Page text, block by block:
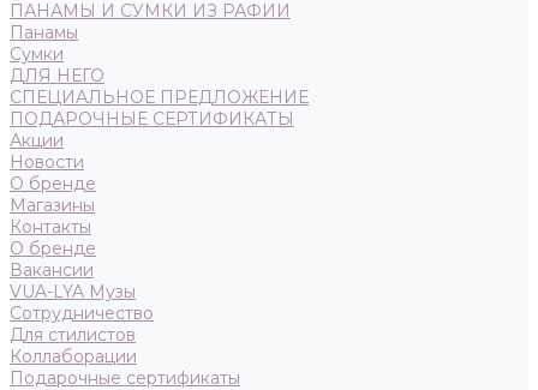
ПАНАМЫ И СУМКИ ИЗ РАФИИ
Панамы
Сумки
ДЛЯ НЕГО
СПЕЦИАЛЬНОЕ ПРЕДЛОЖЕНИЕ
ПОДАРОЧНЫЕ СЕРТИФИКАТЫ
Акции
Новости
О бренде
Магазины
Контакты
О бренде
Вакансии
VUA-LYA Музы
Сотрудничество
Для стилистов
Коллаборации
Подарочные сертификаты